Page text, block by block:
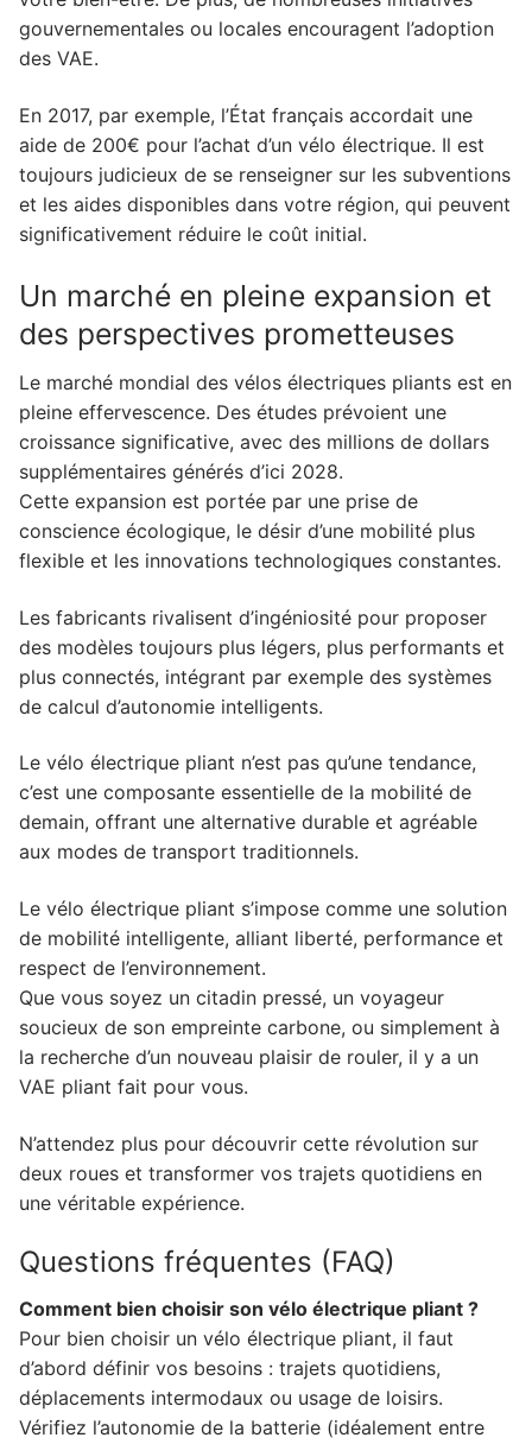
gouvernementales ou locales encouragent l’adoption
des VAE.
En 2017, par exemple, l’État français accordait une
aide de 200€ pour l’achat d’un vélo électrique. Il est
toujours judicieux de se renseigner sur les subventions
et les aides disponibles dans votre région, qui peuvent
significativement réduire le coût initial.
Un marché en pleine expansion et
des perspectives prometteuses
Le marché mondial des vélos électriques pliants est en
pleine effervescence. Des études prévoient une
croissance significative, avec des millions de dollars
supplémentaires générés d’ici 2028.
Cette expansion est portée par une prise de
conscience écologique, le désir d’une mobilité plus
flexible et les innovations technologiques constantes.
Les fabricants rivalisent d’ingéniosité pour proposer
des modèles toujours plus légers, plus performants et
plus connectés, intégrant par exemple des systèmes
de calcul d’autonomie intelligents.
Le vélo électrique pliant n’est pas qu’une tendance,
c’est une composante essentielle de la mobilité de
demain, offrant une alternative durable et agréable
aux modes de transport traditionnels.
Le vélo électrique pliant s’impose comme une solution
de mobilité intelligente, alliant liberté, performance et
respect de l’environnement.
Que vous soyez un citadin pressé, un voyageur
soucieux de son empreinte carbone, ou simplement à
la recherche d’un nouveau plaisir de rouler, il y a un
VAE pliant fait pour vous.
N’attendez plus pour découvrir cette révolution sur
deux roues et transformer vos trajets quotidiens en
une véritable expérience.
Questions fréquentes (FAQ)
Comment bien choisir son vélo électrique pliant ?
Pour bien choisir un vélo électrique pliant, il faut
d’abord définir vos besoins : trajets quotidiens,
déplacements intermodaux ou usage de loisirs.
Vérifiez l’autonomie de la batterie (idéalement entre